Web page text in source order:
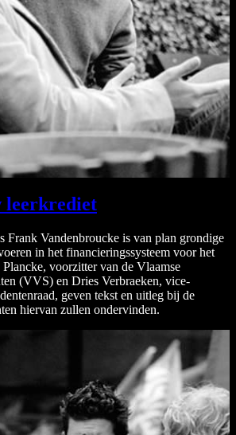
leerkrediet
Frank Vandenbroucke is van plan grondige
in het financieringssysteem voor het
voorzitter van de Vlaamse
(VVS) en Dries Verbraeken, vice-
geven tekst en uitleg bij de
hiervan zullen ondervinden.